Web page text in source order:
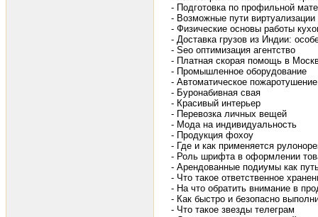
- Подготовка по профильной
- Возможные пути виртуализации
- Физические основы работы
- Доставка грузов из Индии:
- Seo оптимизация агентство
- Платная скорая помощь в
- Промышленное оборудование
- Автоматическое пожаротушение
- Буронабивная свая
- Красивый интерьер
- Перевозка личных вещей
- Мода на индивидуальность
- Продукция фохоу
- Где и как применяется
- Роль шрифта в оформлении
- Арендованные подиумы как
- Что такое ответственное
- На что обратить внимание в
- Как быстро и безопасно
- Что такое звезды телеграм